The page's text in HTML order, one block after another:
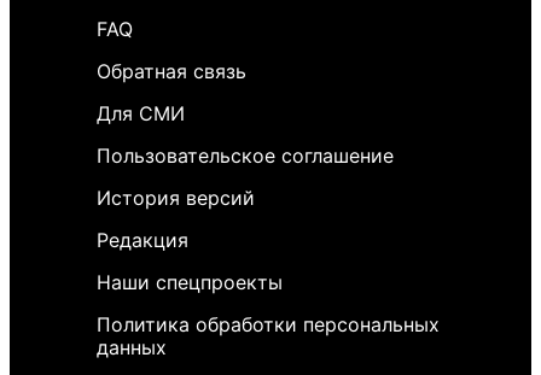
FAQ
Обратная связь
Для СМИ
Пользовательское соглашение
История версий
Редакция
Наши спецпроекты
Политика обработки персональных
данных